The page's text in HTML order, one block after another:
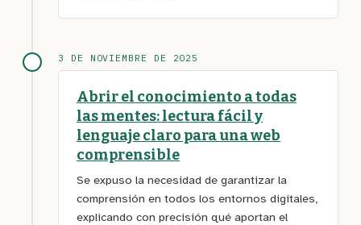
3 DE NOVIEMBRE DE 2025
Abrir el conocimiento a todas
las mentes: lectura fácil y
lenguaje claro para una web
comprensible
Se expuso la necesidad de garantizar la
comprensión en todos los entornos digitales,
explicando con precisión qué aportan el